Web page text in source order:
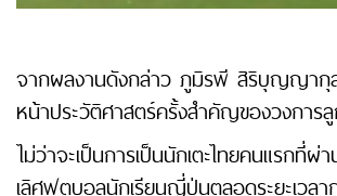
จากผลงานดังกล่าว ภูมิรพี สิริบุญญากุ
หน้าประวัติศาสตร์ครั้งสำคัญของวงกา
ไม่ว่าจะเป็นการเป็นนักเตะไทยคนแรกที่ผ่
เลิศฟุตบอลนักเรียนญี่ปุ่นตลอดระยะเวล